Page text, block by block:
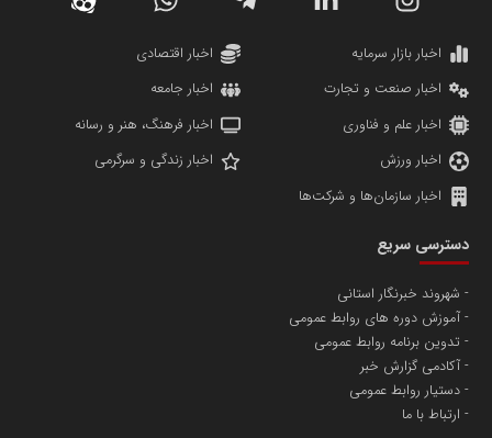
دانشگاه سئوی ایران
پایگاه اطلاع رسانی اعتلای نهادهای مردمی
تامین آهن اسفنجی تولیدکنندگان فولاد در کشور
مریم حاج نوروز نظری
مسعودصادقی
اخبار بازار سرمایه
اخبار اقتصادی
اخبار صنعت و تجارت
اخبار جامعه
اخبار علم و فناوری
اخبار فرهنگ، هنر و رسانه
اخبار ورزش
اخبار زندگی و سرگرمی
اخبار سازمان‌ها و شرکت‌ها
دسترسی سریع
شهروند خبرنگار استانی
آموزش دوره های روابط عمومی
تدوین برنامه روابط عمومی
آکادمی گزارش خبر
دستیار روابط عمومی
ارتباط با ما